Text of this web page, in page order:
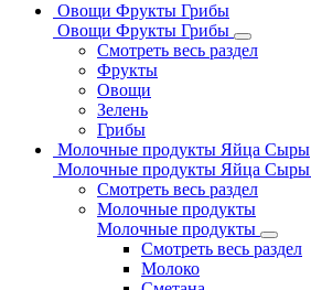
Овощи Фрукты Грибы
Овощи Фрукты Грибы
Смотреть весь раздел
Фрукты
Овощи
Зелень
Грибы
Молочные продукты Яйца Сыры
Молочные продукты Яйца Сыры
Смотреть весь раздел
Молочные продукты
Молочные продукты
Смотреть весь раздел
Молоко